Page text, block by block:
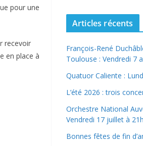
pour une
recevoir
en place à
Articles récents
François-René
Toulouse : Vendredi 7
Quatuor Caliente :
L’été 2026 : trois
Orchestre National
Vendredi 17 juillet à
Bonnes fêtes de fin